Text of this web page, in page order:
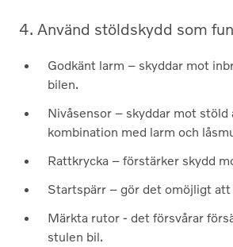
4. Använd stöld­skydd som
Godkänt larm – skyddar mot
bilen.
Nivåsensor – skyddar mot stöld
kombination med larm och
Rattkrycka – förstärker skydd
Startspärr – gör det omöjligt
Märkta rutor - det försvårar
stulen bil.